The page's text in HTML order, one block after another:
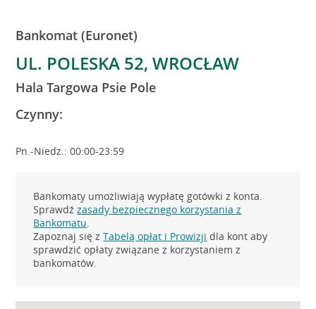
Bankomat (Euronet)
UL. POLESKA 52, WROCŁAW
Hala Targowa Psie Pole
Czynny:
Pn.-Niedz.: 00:00-23:59
Bankomaty umożliwiają wypłatę gotówki z konta.
Sprawdźzasady bezpiecznego korzystania z
Bankomatu.
Zapoznaj się zTabelą opłat i Prowizji dla kont aby
sprawdzić opłaty związane z korzystaniem z
bankomatów.